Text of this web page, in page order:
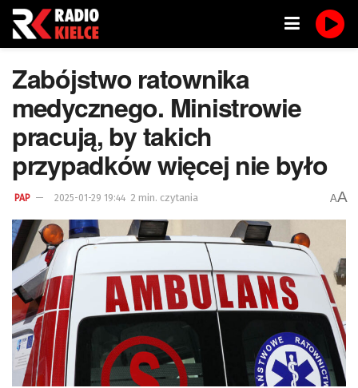
Zabójstwo ratownika
medycznego. Ministrowie
pracują, by takich
przypadków więcej nie było
PAP 2025-01-29 19:44 2 min. czytania AA